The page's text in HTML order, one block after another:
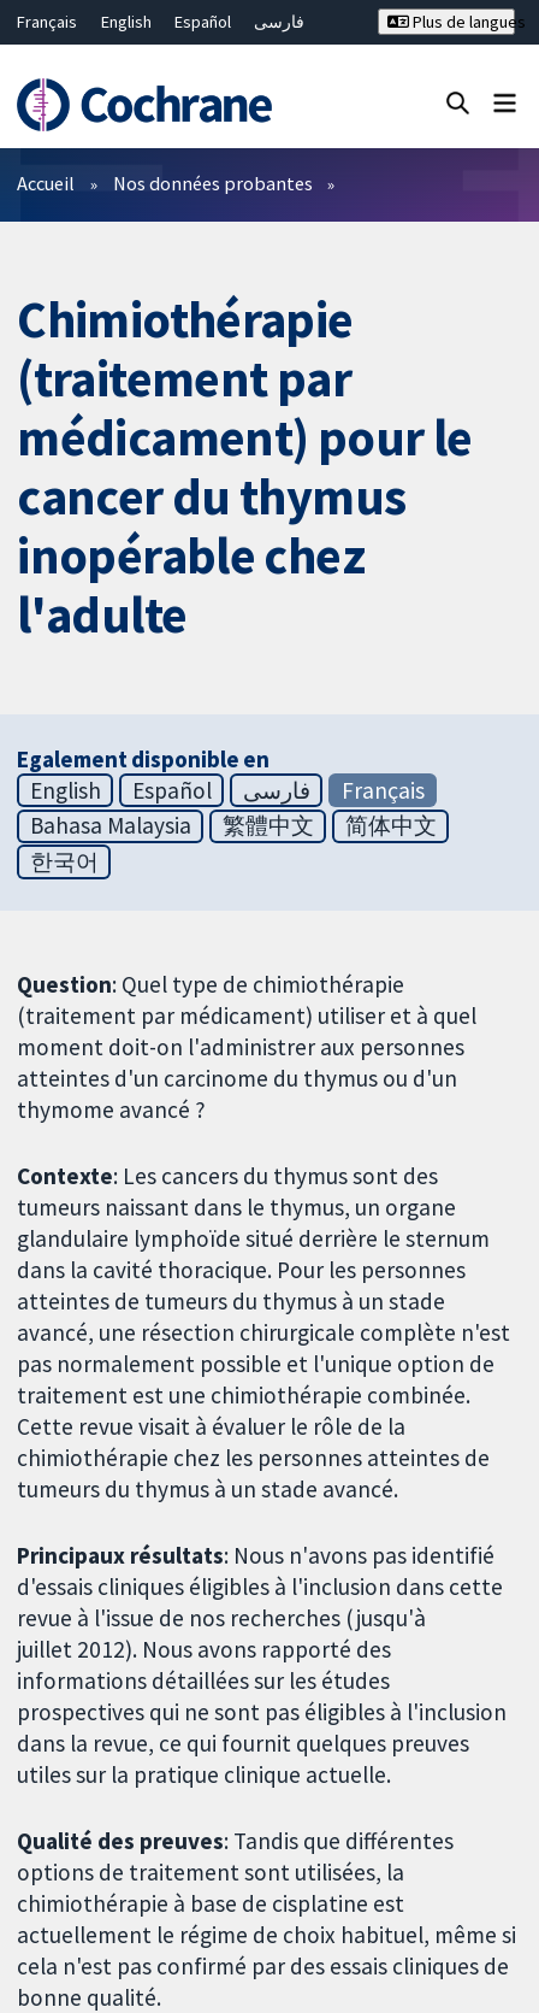
Français English Español
فارسی
Bahasa Malaysia
ไทย
繁體中文
简体中文
Plus de langues
Filtres
Accueil Nos données probantes
Chimiothérapie
(traitement par
médicament) pour le
cancer du thymus
inopérable chez
l'adulte
Egalement disponible en
English
Español فارسی
Français
Bahasa Malaysia
繁體中文
简体中文
한국어
Question: Quel type de chimiothérapie
(traitement par médicament) utiliser et à quel
moment doit-on l'administrer aux personnes
atteintes d'un carcinome du thymus ou d'un
thymome avancé ?
Contexte: Les cancers du thymus sont des
tumeurs naissant dans le thymus, un organe
glandulaire lymphoïde situé derrière le sternum
dans la cavité thoracique. Pour les personnes
atteintes de tumeurs du thymus à un stade
avancé, une résection chirurgicale complète n'est
pas normalement possible et l'unique option de
traitement est une chimiothérapie combinée.
Cette revue visait à évaluer le rôle de la
chimiothérapie chez les personnes atteintes de
tumeurs du thymus à un stade avancé.
Principaux résultats: Nous n'avons pas identifié
d'essais cliniques éligibles à l'inclusion dans cette
revue à l'issue de nos recherches (jusqu'à
juillet 2012). Nous avons rapporté des
informations détaillées sur les études
prospectives qui ne sont pas éligibles à l'inclusion
dans la revue, ce qui fournit quelques preuves
utiles sur la pratique clinique actuelle.
Qualité des preuves: Tandis que différentes
options de traitement sont utilisées, la
chimiothérapie à base de cisplatine est
actuellement le régime de choix habituel, même si
cela n'est pas confirmé par des essais cliniques de
bonne qualité.